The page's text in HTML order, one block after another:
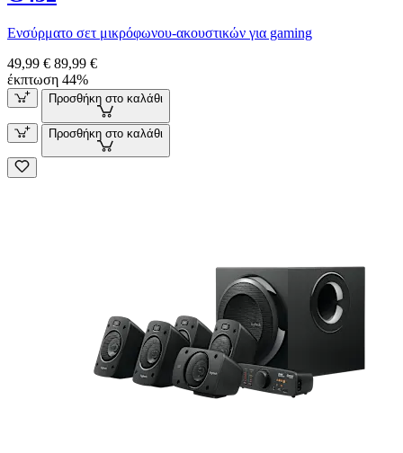
Ενσύρματο σετ μικρόφωνου-ακουστικών για gaming
49,99 € 89,99 €
έκπτωση 44%
Προσθήκη στο καλάθι
Προσθήκη στο καλάθι